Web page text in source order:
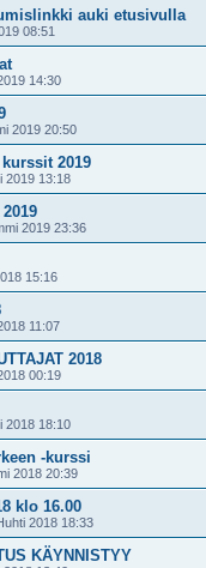
auki etusivulla
08:51
14:30
2019 20:50
2019
2019 13:18
2019 23:36
15:16
11:07
2018
00:19
2018 18:10
-kurssi
2018 20:39
klo 16.00
2018 18:33
KÄYNNISTYY